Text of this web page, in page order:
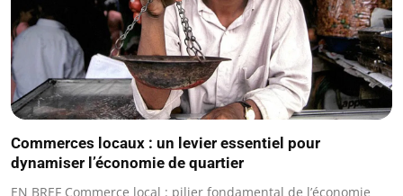
Commerces locaux : un levier essentiel pour
dynamiser l’économie de quartier
EN BREF Commerce local : pilier fondamental de l’économie